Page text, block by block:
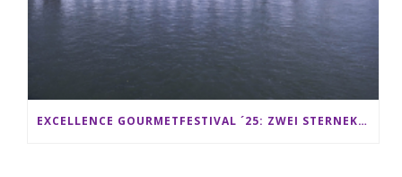
EXCELLENCE GOURMETFESTIVAL ´25: ZWEI STERNEKÖCHE ANTONIO GUIDA & DARIO MORESCO VERWÖHNEN IHRE GÄSTE AUF EINER LUXERIÖSEN SCHIFFSREISE